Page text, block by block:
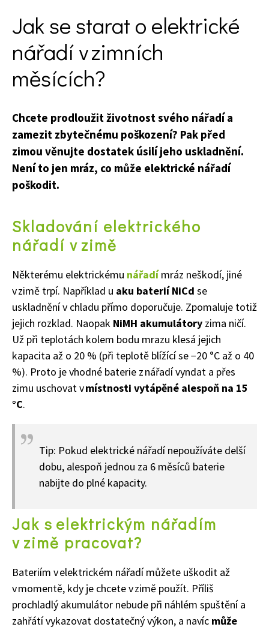
Jak se starat o elektrické
nářadí v zimních
měsících?
Chcete prodloužit životnost svého nářadí a
zamezit zbytečnému poškození? Pak před
zimou věnujte dostatek úsilí jeho uskladnění.
Není to jen mráz, co může elektrické nářadí
poškodit.
Skladování elektrického
nářadí v zimě
Některému elektrickému nářadímráz neškodí, jiné
v zimě trpí. Například u aku baterií NiCd se
uskladnění v chladu přímo doporučuje. Zpomaluje totiž
jejich rozklad. Naopak NiMH akumulátory zima ničí.
Už při teplotách kolem bodu mrazu klesá jejich
kapacita až o 20 % (při teplotě blížící se −20 °C až o 40
%). Proto je vhodné baterie z nářadí vyndat a přes
zimu uschovat vmístnosti vytápěné alespoň na 15
°C.
Tip: Pokud elektrické nářadí nepoužíváte delší
dobu, alespoň jednou za 6 měsíců baterie
nabijte do plné kapacity.
Jak s elektrickým nářadím
v zimě pracovat?
Bateriím v elektrickém nářadí můžete uškodit až
v momentě, kdy je chcete v zimě použít. Příliš
prochladlý akumulátor nebude při náhlém spuštění a
zahřátí vykazovat dostatečný výkon, a navíc může